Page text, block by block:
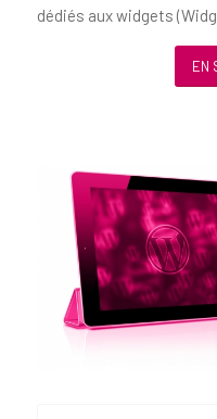
dédiés aux widgets
EN